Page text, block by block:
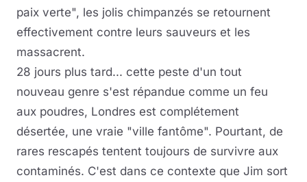
paix verte", les jolis chimpanzés se retournent
effectivement contre leurs sauveurs et les
massacrent.
28 jours plus tard... cette peste d'un tout
nouveau genre s'est répandue comme un feu
aux poudres, Londres est complétement
désertée, une vraie "ville fantôme". Pourtant, de
rares rescapés tentent toujours de survivre aux
contaminés. C'est dans ce contexte que Jim sort